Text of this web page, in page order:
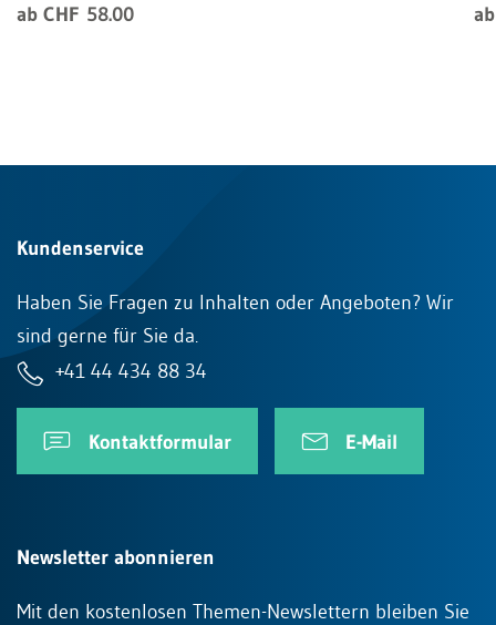
ab CHF 58.00
Kundenservice
Haben Sie Fragen zu Inhalten oder Angeboten? Wir
sind gerne für Sie da.
+41 44 434 88 34
Kontaktformular E-Mail
Newsletter abonnieren
Mit den kostenlosen Themen-Newslettern bleiben Sie